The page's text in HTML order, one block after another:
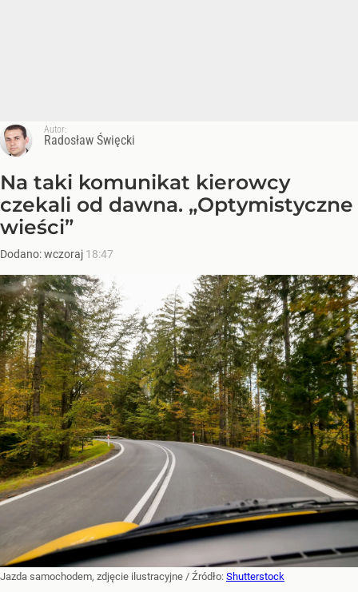
Autor:
Radosław Święcki
Na taki komunikat kierowcy
czekali od dawna. „Optymistyczne
wieści”
Dodano:wczoraj 18:47
Jazda samochodem, zdjęcie ilustracyjne / Źródło: Shutterstock